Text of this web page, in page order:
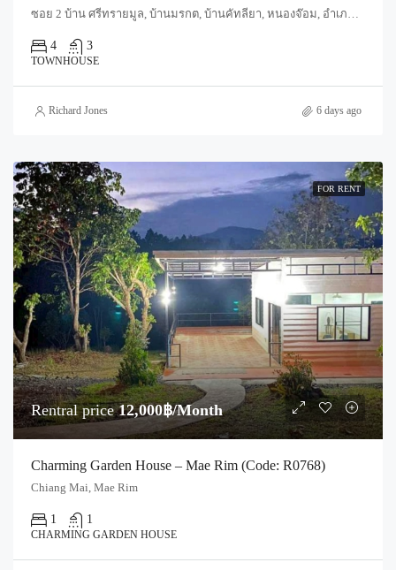
ซอย 2 บ้าน ศรีทรายมูล, บ้านมรกต, บ้านคัทลียา, หนองจ๊อม, อำเภอสันทราย, จังหวัดเชียงใหม่, 50210, ประเทศไทย, Chiang Mai, San Sai, Nong Jom
4 3
TOWNHOUSE
Richard Jones 6 days ago
FOR RENT
Rentral price12,000฿/Month
Charming Garden House – Mae Rim (Code: R0768)
Chiang Mai, Mae Rim
1 1
CHARMING GARDEN HOUSE